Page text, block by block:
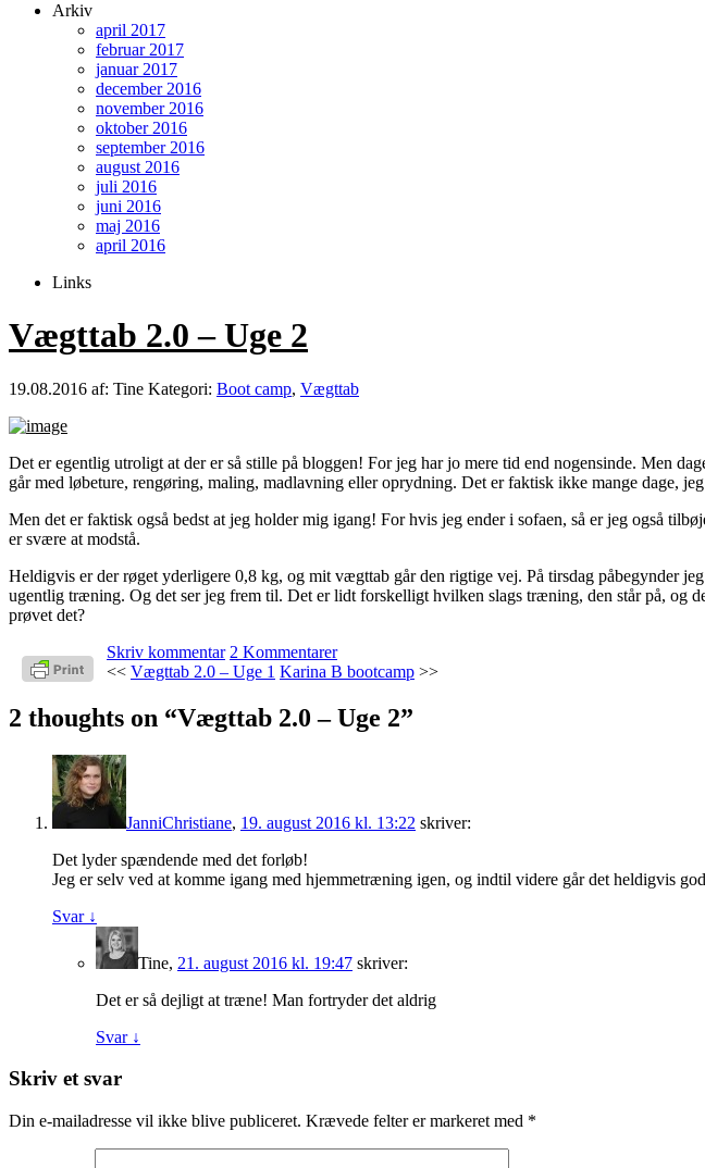
Arkiv
april 2017
februar 2017
januar 2017
december 2016
november 2016
oktober 2016
september 2016
august 2016
juli 2016
juni 2016
maj 2016
april 2016
Links
Vægttab 2.0 – Uge 2
19.08.2016 af: Tine Kategori: Boot camp, Vægttab
Det er egentlig utroligt at der er så stille på bloggen! For jeg har jo mere tid end nogensinde. Men
går med løbeture, rengøring, maling, madlavning eller oprydning. Det er faktisk ikke mange dage,
Men det er faktisk også bedst at jeg holder mig igang! For hvis jeg ender i sofaen, så er jeg også
er svære at modstå.
Heldigvis er der røget yderligere 0,8 kg, og mit vægttab går den rigtige vej. På tirsdag påbegynder
ugentlig træning. Og det ser jeg frem til. Det er lidt forskelligt hvilken slags træning, den står på, og
prøvet det?
Skriv kommentar 2 Kommentarer
<< Vægttab 2.0 – Uge 1 Karina B bootcamp >>
2 thoughts on “Vægttab 2.0 – Uge 2”
JanniChristiane, 19. august 2016 kl. 13:22 skriver:
Det lyder spændende med det forløb!
Jeg er selv ved at komme igang med hjemmetræning igen, og indtil videre går det heldigvis
Svar ↓
Tine, 21. august 2016 kl. 19:47 skriver:
Det er så dejligt at træne! Man fortryder det aldrig
Svar ↓
Skriv et svar
Din e-mailadresse vil ikke blive publiceret. Krævede felter er markeret med *